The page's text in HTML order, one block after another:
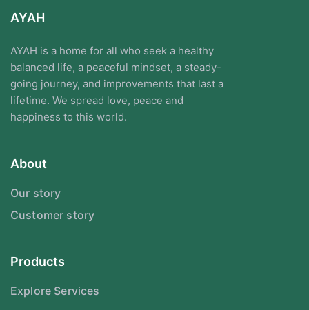
AYAH
AYAH is a home for all who seek a healthy
balanced life, a peaceful mindset, a steady-
going journey, and improvements that last a
lifetime. We spread love, peace and
happiness to this world.
About
Our story
Customer story
Products
Explore Services